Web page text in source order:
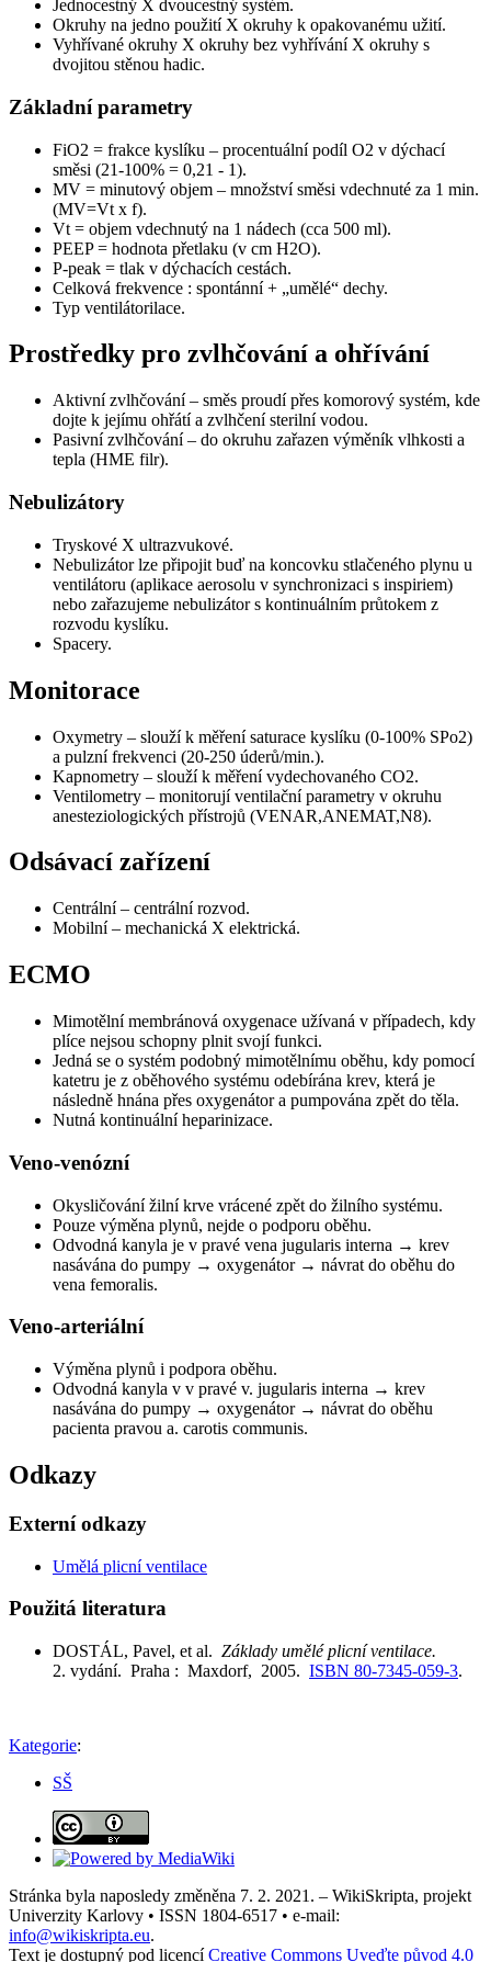
Jednocestný X dvoucestný systém.
Okruhy na jedno použití X okruhy k opakovanému užití.
Vyhřívané okruhy X okruhy bez vyhřívání X okruhy s
dvojitou stěnou hadic.
Základní parametry
FiO2 = frakce kyslíku – procentuální podíl O2 v dýchací
směsi (21-100% = 0,21 - 1).
MV = minutový objem – množství směsi vdechnuté za 1 min.
(MV=Vt x f).
Vt = objem vdechnutý na 1 nádech (cca 500 ml).
PEEP = hodnota přetlaku (v cm H2O).
P-peak = tlak v dýchacích cestách.
Celková frekvence : spontánní + „umělé“ dechy.
Typ ventilátorilace.
Prostředky pro zvlhčování a ohřívání
Aktivní zvlhčování – směs proudí přes komorový systém, kde
dojte k jejímu ohřátí a zvlhčení sterilní vodou.
Pasivní zvlhčování – do okruhu zařazen výměník vlhkosti a
tepla (HME filr).
Nebulizátory
Tryskové X ultrazvukové.
Nebulizátor lze připojit buď na koncovku stlačeného plynu u
ventilátoru (aplikace aerosolu v synchronizaci s inspiriem)
nebo zařazujeme nebulizátor s kontinuálním průtokem z
rozvodu kyslíku.
Spacery.
Monitorace
Oxymetry – slouží k měření saturace kyslíku (0-100% SPo2)
a pulzní frekvenci (20-250 úderů/min.).
Kapnometry – slouží k měření vydechovaného CO2.
Ventilometry – monitorují ventilační parametry v okruhu
anesteziologických přístrojů (VENAR,ANEMAT,N8).
Odsávací zařízení
Centrální – centrální rozvod.
Mobilní – mechanická X elektrická.
ECMO
Mimotělní membránová oxygenace užívaná v případech, kdy
plíce nejsou schopny plnit svojí funkci.
Jedná se o systém podobný mimotělnímu oběhu, kdy pomocí
katetru je z oběhového systému odebírána krev, která je
následně hnána přes oxygenátor a pumpována zpět do těla.
Nutná kontinuální heparinizace.
Veno-venózní
Okysličování žilní krve vrácené zpět do žilního systému.
Pouze výměna plynů, nejde o podporu oběhu.
Odvodná kanyla je v pravé vena jugularis interna → krev
nasávána do pumpy → oxygenátor → návrat do oběhu do
vena femoralis.
Veno-arteriální
Výměna plynů i podpora oběhu.
Odvodná kanyla v v pravé v. jugularis interna → krev
nasávána do pumpy → oxygenátor → návrat do oběhu
pacienta pravou a. carotis communis.
Odkazy
Externí odkazy
Umělá plicní ventilace
Použitá literatura
DOSTÁL, Pavel, et al. Základy umělé plicní ventilace.
2. vydání. Praha : Maxdorf, 2005. ISBN 80-7345-059-3.
Kategorie:
SŠ
Stránka byla naposledy změněna 7. 2. 2021. – WikiSkripta, projekt
Univerzity Karlovy • ISSN 1804-6517 • e-mail:
info@wikiskripta.eu.
Text je dostupný pod licencíCreative Commons Uveďte původ 4.0